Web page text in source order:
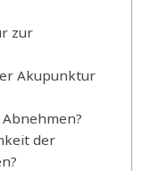
zur
Akupunktur
der